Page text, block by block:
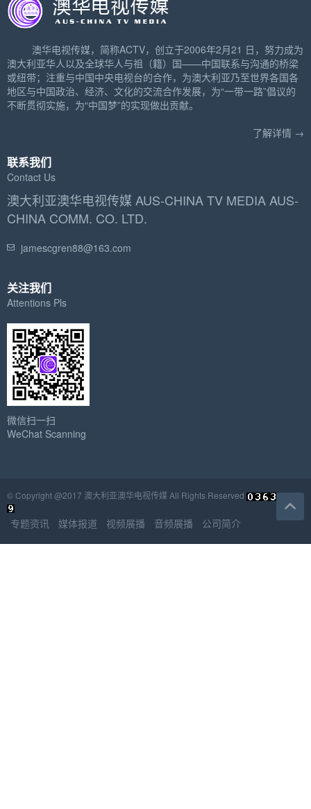
澳华电视传媒，简称ACTV，创立于2006年2月21 日，努力成为
澳大利亚华人以及全球华人与祖（籍）国——中国联系与沟通的桥梁
或纽带；注重与中国中央电视台的合作，为澳大利亚乃至世界各国各
地区与中国政治、经济、文化的交流合作发展，为“一带一路”倡议的
不断贯彻实施，为“中国梦”的实现做出贡献。
了解详情 →
联系我们
Contact Us
澳大利亚澳华电视传媒 AUS-CHINA TV MEDIA AUS-
CHINA COMM. CO. LTD.
jamescgren88@163.com
关注我们
Attentions Pls
微信扫一扫
WeChat Scanning
© Copyright @2017 澳大利亚澳华电视传媒 All Rights Reserved
专题资讯 媒体报道 视频展播 音频展播 公司简介